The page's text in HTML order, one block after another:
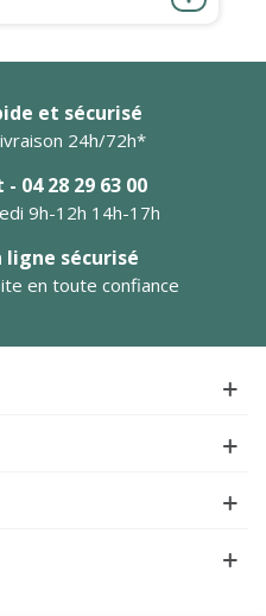
et sécurisé
24h/72h*
04 28 29 63 00
9h-12h 14h-17h
sécurisé
en toute confiance